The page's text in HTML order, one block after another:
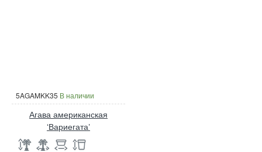
5AGAMKK35 В наличии
Агава американская
‘Вариегата’